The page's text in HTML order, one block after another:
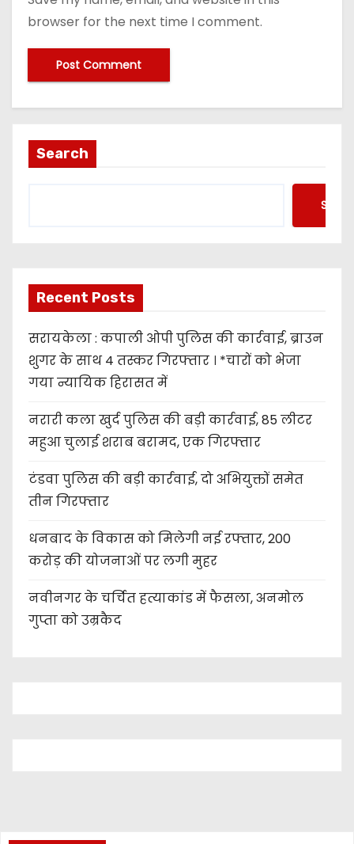
browser for the next time I comment.
Search
Recent Posts
सरायकेला : कपाली ओपी पुलिस की कार्रवाई, ब्राउन
शुगर के साथ 4 तस्कर गिरफ्तार । *चारों को भेजा
गया न्यायिक हिरासत में
नरारी कला खुर्द पुलिस की बड़ी कार्रवाई, 85 लीटर
महुआ चुलाई शराब बरामद, एक गिरफ्तार
टंडवा पुलिस की बड़ी कार्रवाई, दो अभियुक्तों समेत
तीन गिरफ्तार
धनबाद के विकास को मिलेगी नई रफ्तार, 200
करोड़ की योजनाओं पर लगी मुहर
नवीनगर के चर्चित हत्याकांड में फैसला, अनमोल
गुप्ता को उम्रकैद